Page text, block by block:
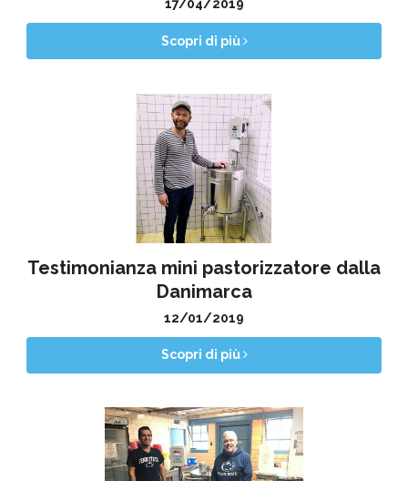
17/04/2019
Scopri di più
Testimonianza mini pastorizzatore dalla
Danimarca
12/01/2019
Scopri di più